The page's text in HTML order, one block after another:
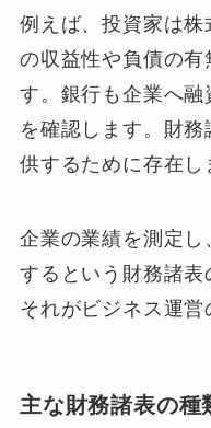
例えば、投資家は
の収益性や負債の有
す。銀行も企業へ
を確認します。財
供するために存在し
企業の業績を測定
するという財務諸表
それがビジネス運営
主な財務諸表の種